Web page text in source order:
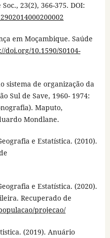
23(2), 366-375. DOI:
em Moçambique. Saúde
doi.org/10.1590/S0104-
sistema de organização da
Sul de Save, 1960- 1974:
Maputo,
Mondlane.
e Estatística. (2010).
e Estatística. (2020).
Recuperado de
projecao/
(2019). Anuário